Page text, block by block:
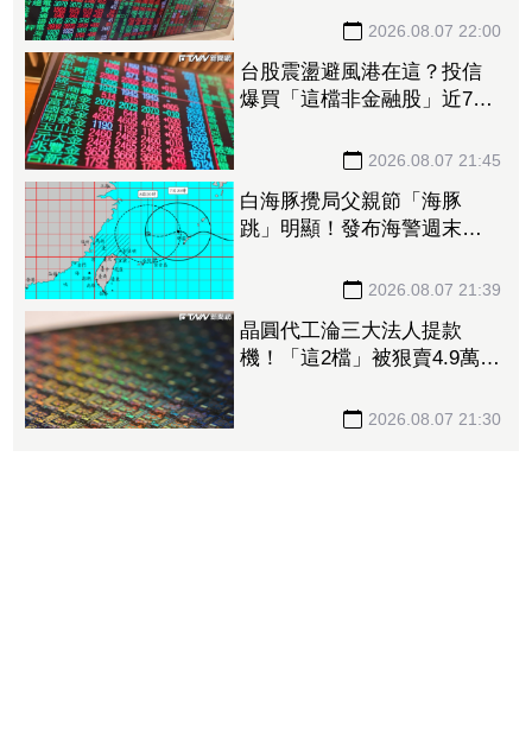
2026.08.07 22:00
台股震盪避風港在這？投信
爆買「這檔非金融股」近7千
2026.08.07 21:45
白海豚攪局父親節「海豚
跳」明顯！發布海警週末影
2026.08.07 21:39
晶圓代工淪三大法人提款
機！「這2檔」被狠賣4.9萬
2026.08.07 21:30